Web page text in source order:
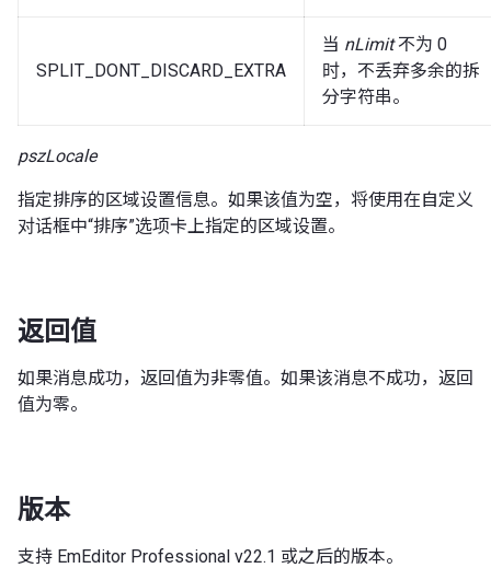
SPLIT_DONT_DISCARD_EXTRA
当 nLimit不为 0
时，不丢弃多余的拆
分字符串。
pszLocale
指定排序的区域设置信息。如果该值为空，将使用在自定义
对话框中“排序”选项卡上指定的区域设置。
返回值
如果消息成功，返回值为非零值。如果该消息不成功，返回
值为零。
版本
支持 EmEditor Professional v22.1 或之后的版本。